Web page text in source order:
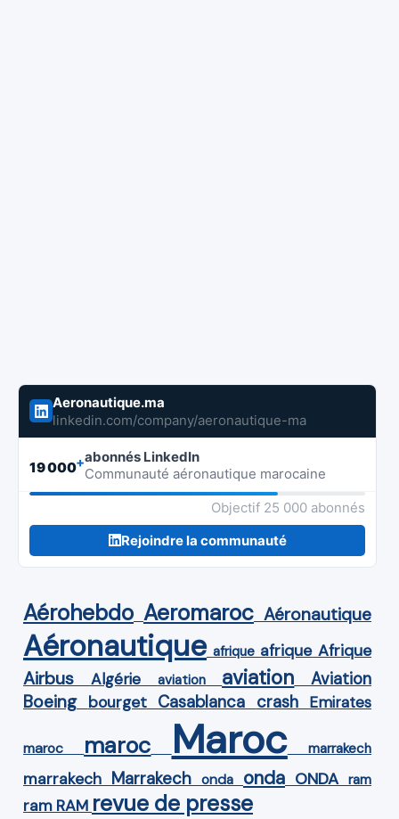
Aeronautique.ma
linkedin.com/company/aeronautique-ma
19 000+abonnés LinkedIn
Communauté aéronautique marocaine
Objectif 25 000 abonnés
Rejoindre la communauté
Aérohebdo Aeromaroc Aéronautique
Aéronautique afrique afrique Afrique
Airbus Algérie aviation aviation Aviation
Boeing bourget Casablanca crash Emirates
maroc maroc Maroc marrakech
marrakech Marrakech onda onda ONDA ram
ram RAM revue de presse